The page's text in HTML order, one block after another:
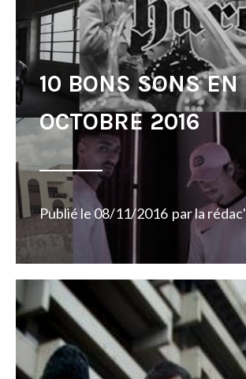
10 BONS SONS EN
OCTOBRE 2016
Publié le08/11/2016 parla rédac'